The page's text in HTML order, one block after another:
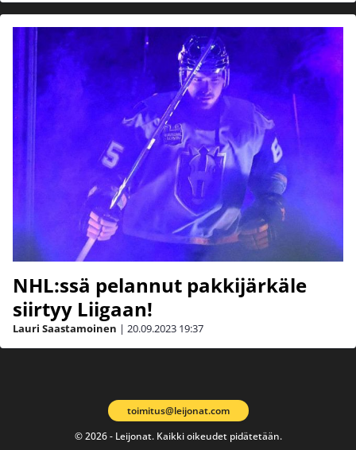
NHL:ssä pelannut pakkijärkäle
siirtyy Liigaan!
Lauri Saastamoinen | 20.09.2023 19:37
© 2026 - Leijonat. Kaikki oikeudet pidätetään.
toimitus@leijonat.com